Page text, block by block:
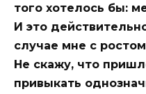
того хотелось бы:
И это
случае мне с
Не скажу, что
привыкать